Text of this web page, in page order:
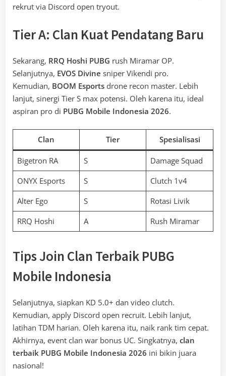
rekrut via Discord open tryout.
Tier A: Clan Kuat Pendatang Baru
Sekarang, RRQ Hoshi PUBG rush Miramar OP.
Selanjutnya, EVOS Divine sniper Vikendi pro.
Kemudian, BOOM Esports drone recon master. Lebih
lanjut, sinergi Tier S max potensi. Oleh karena itu, ideal
aspiran pro di PUBG Mobile Indonesia 2026.
Clan Tier Spesialisasi
Bigetron RA S
Damage Squad
ONYX Esports
S
Clutch 1v4
Alter Ego
S
Rotasi Livik
RRQ Hoshi
A Rush Miramar
Tips Join Clan Terbaik PUBG
Mobile Indonesia
Selanjutnya, siapkan KD 5.0+ dan video clutch.
Kemudian, apply Discord open recruit. Lebih lanjut,
latihan TDM harian. Oleh karena itu, naik rank tim cepat.
Akhirnya, event clan war bonus UC. Singkatnya, clan
terbaik PUBG Mobile Indonesia 2026 ini bikin juara
nasional!